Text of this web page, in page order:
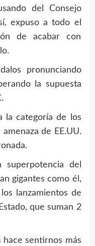
del Consejo
expuso a todo el
de acabar con
pronunciando
la supuesta
la categoría de los
de EE.UU.
superpotencia del
gigantes como él,
lanzamientos de
que suman 2
hace sentirnos más